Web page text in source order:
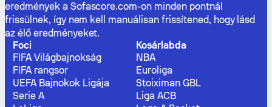
eredmények a Sofascore.com-on minden pontnál
frissülnek, így nem kell manuálisan frissítened, hogy lásd
az élő eredményeket.
Foci
FIFA Világbajnokság
FIFA rangsor
UEFA Bajnokok Ligája
Serie A
Kosárlabda
NBA
Euroliga
Stoiximan GBL
Liga ACB